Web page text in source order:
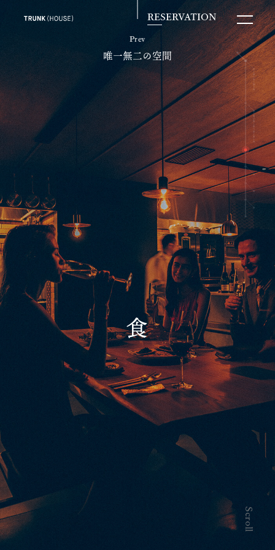
RESERVATION
食
Prev
唯一無二の空間
Scroll
宿泊のご予約
お食事のご予約
その他お問い合わせ